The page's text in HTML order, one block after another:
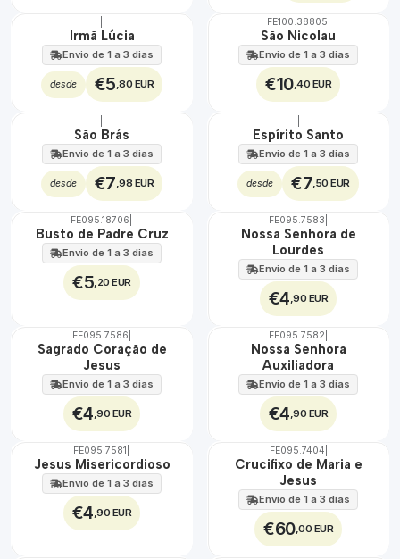
Irmã Lúcia
Envio de 1 a 3 dias
desde €5 ,80 EUR
FE100.38805
São Nicolau
Envio de 1 a 3 dias
€10,40 EUR
São Brás
Envio de 1 a 3 dias
desde €7 ,98 EUR
Espírito Santo
Envio de 1 a 3 dias
desde €7 ,50 EUR
FE095.18706
Busto de Padre Cruz
Envio de 1 a 3 dias
€5 ,20 EUR
FE095.7583
Nossa Senhora de
Lourdes
Envio de 1 a 3 dias
€4 ,90 EUR
FE095.7586
Sagrado Coração de
Jesus
Envio de 1 a 3 dias
€4 ,90 EUR
FE095.7582
Nossa Senhora
Auxiliadora
Envio de 1 a 3 dias
€4 ,90 EUR
FE095.7581
Jesus Misericordioso
Envio de 1 a 3 dias
€4 ,90 EUR
FE095.7404
Crucifixo de Maria e
Jesus
Envio de 1 a 3 dias
€60,00 EUR